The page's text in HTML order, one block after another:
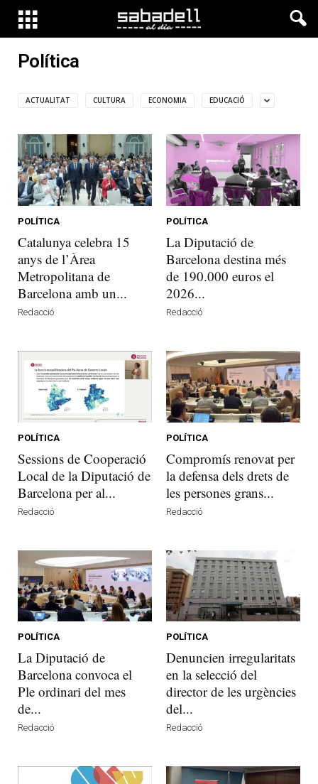
Política
ACTUALITAT CULTURA ECONOMIA EDUCACIÓ
POLÍTICA
Catalunya celebra 15
anys de l’Àrea
Metropolitana de
Barcelona amb un...
Redacció
POLÍTICA
La Diputació de
Barcelona destina més
de 190.000 euros el
2026...
Redacció
POLÍTICA
Sessions de Cooperació
Local de la Diputació de
Barcelona per al...
Redacció
POLÍTICA
Compromís renovat per
la defensa dels drets de
les persones grans...
Redacció
POLÍTICA
La Diputació de
Barcelona convoca el
Ple ordinari del mes
de...
Redacció
POLÍTICA
Denuncien irregularitats
en la selecció del
director de les urgències
del...
Redacció